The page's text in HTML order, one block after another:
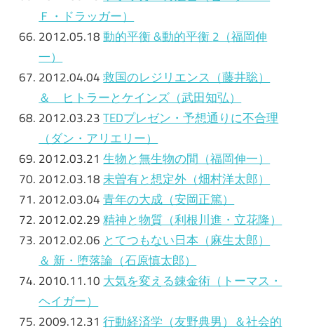
Ｆ・ドラッガー）
2012.05.18動的平衡 &動的平衡2（福岡伸
一）
2012.04.04救国のレジリエンス（藤井聡）
＆ ヒトラーとケインズ（武田知弘）
2012.03.23TEDプレゼン・予想通りに不合理
（ダン・アリエリー）
2012.03.21生物と無生物の間（福岡伸一）
2012.03.18未曽有と想定外（畑村洋太郎）
2012.03.04青年の大成（安岡正篤）
2012.02.29精神と物質（利根川進・立花隆）
2012.02.06 とてつもない日本（麻生太郎）
＆ 新・堕落論（石原慎太郎）
2010.11.10 大気を変える錬金術（トーマス・
ヘイガー）
2009.12.31行動経済学（友野典男）＆社会的